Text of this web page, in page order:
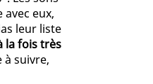
eux,
leur liste
la fois très
à suivre,